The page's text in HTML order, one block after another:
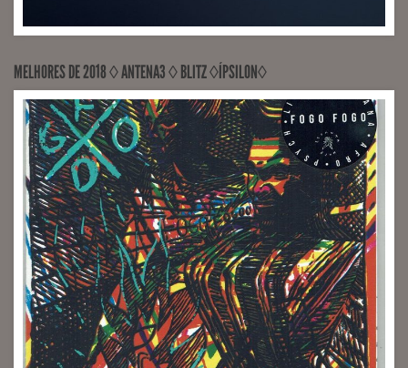
MELHORES DE 2018 ◊ ANTENA3 ◊ BLITZ ◊ÍPSILON◊